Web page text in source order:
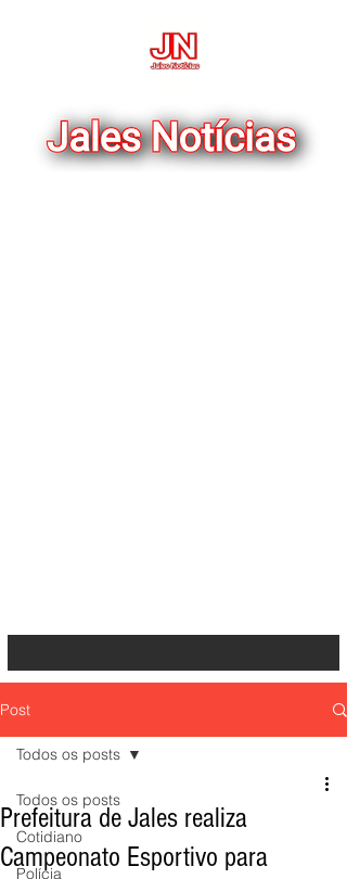
Post
Todos os posts
Cotidiano
Polícia
Todos os posts
Prefeitura de Jales realiza
Campeonato Esportivo para